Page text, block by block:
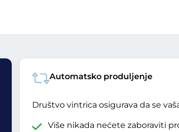
Automatsko produljenje
Društvo vintrica osigurava da se
Više nikada nećete zaboraviti